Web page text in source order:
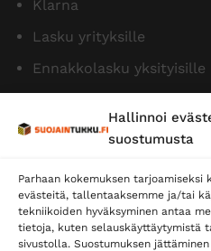
Hallinnoi
suostumusta
Parhaan kokemuksen
evästeitä, tallentaaksemme ja/tai
tekniikoiden hyväksyminen antaa
tietoja, kuten selauskäyttäytymistä
sivustolla. Suostumuksen
Klarna
Lasku yrityksille
Ennakkolasku yksityisille
Toimitustavat